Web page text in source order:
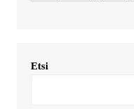
KimonicRisse :
Etsi